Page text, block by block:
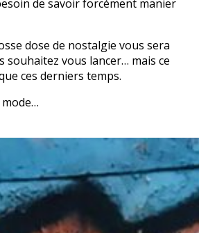
de savoir forcément manier
dose de nostalgie vous sera
souhaitez vous lancer… mais ce
ces derniers temps.
mode…